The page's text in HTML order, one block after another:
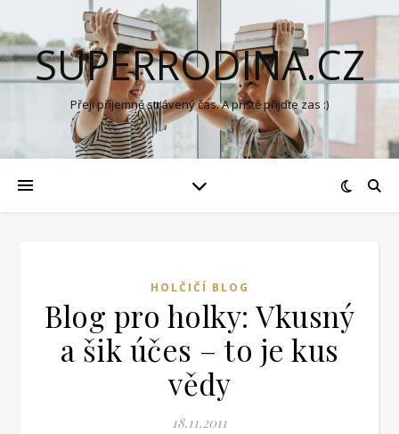
SUPERRODINA.CZ
Přeji příjemně strávený čas. A příště přijďte zas :)
HOLČIČÍ BLOG
Blog pro holky: Vkusný
a šik účes – to je kus
vědy
18.11.2011